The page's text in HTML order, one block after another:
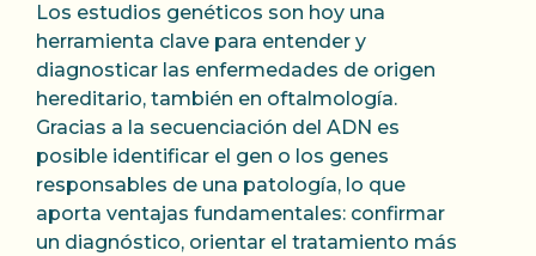
Los estudios genéticos son hoy una
herramienta clave para entender y
diagnosticar las enfermedades de origen
hereditario, también en oftalmología.
Gracias a la secuenciación del ADN es
posible identificar el gen o los genes
responsables de una patología, lo que
aporta ventajas fundamentales: confirmar
un diagnóstico, orientar el tratamiento más